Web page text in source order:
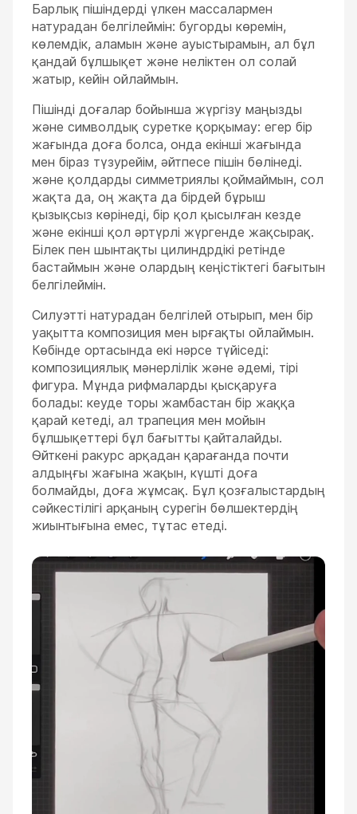
Барлық пішіндерді үлкен массалармен
натурадан белгілеймін: бугорды көремін,
көлемдік, аламын және ауыстырамын, ал бұл
қандай бұлшықет және неліктен ол солай
жатыр, кейін ойлаймын.
Пішінді доғалар бойынша жүргізу маңызды
және символдық суретке қорқымау: егер бір
жағында доға болса, онда екінші жағында
мен біраз түзурейім, әйтпесе пішін бөлінеді.
және қолдарды симметриялы қоймаймын, сол
жақта да, оң жақта да бірдей бұрыш
қызықсыз көрінеді, бір қол қысылған кезде
және екінші қол әртүрлі жүргенде жақсырақ.
Білек пен шынтақты цилиндрдікі ретінде
бастаймын және олардың кеңістіктегі бағытын
белгілеймін.
Силуэтті натурадан белгілей отырып, мен бір
уақытта композиция мен ырғақты ойлаймын.
Көбінде ортасында екі нәрсе түйіседі:
композициялық мәнерлілік және әдемі, тірі
фигура. Мұнда рифмаларды қысқаруға
болады: кеуде торы жамбастан бір жаққа
қарай кетеді, ал трапеция мен мойын
бұлшықеттері бұл бағытты қайталайды.
Өйткені ракурс арқадан қарағанда почти
алдыңғы жағына жақын, күшті доға
болмайды, доға жұмсақ. Бұл қозғалыстардың
сәйкестілігі арқаның сурегін бөлшектердің
жиынтығына емес, тұтас етеді.